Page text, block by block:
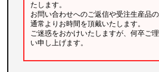
たします。
お問い合わせへのご返信や受注生産品
通常よりお時間を頂戴いたします。
ご迷惑をおかけいたしますが、何卒ご
い申し上げます。